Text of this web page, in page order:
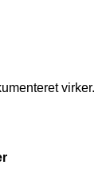
virker.